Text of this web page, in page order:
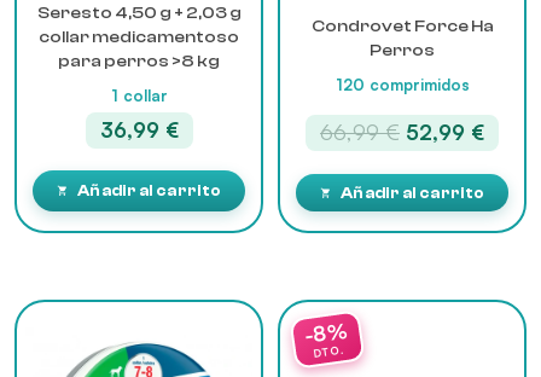
Seresto 4,50 g + 2,03 g
collar medicamentoso
para perros >8 kg
1 collar
36,99 €
Añadir al carrito
Condrovet Force Ha
Perros
120 comprimidos
66,99€ El
precio
original
era:
66,99 €.
52,99 €El
es:
Añadir al carrito